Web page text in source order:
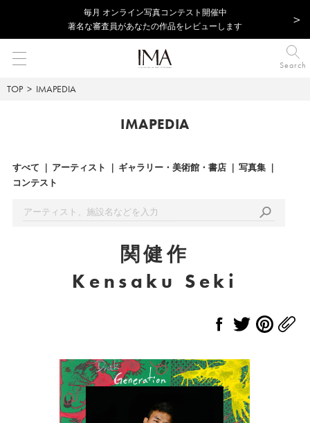
毎⽉ オンライン写真コンテスト開催中
著名な審査員があなたの作品をレビューします
Search
TOP IMAPEDIA
IMAPEDIA
すべて アーティスト ギャラリー・美術館・書店
写真集
コンテスト
関健作
Kensaku Seki